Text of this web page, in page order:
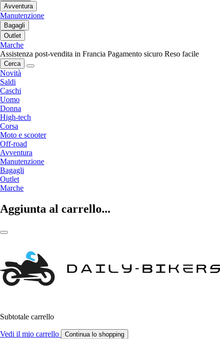
Avventura
Manutenzione
Bagagli
Outlet
Marche
Assistenza post-vendita in Francia Pagamento sicuro Reso facile
Cerca
Novità
Saldi
Caschi
Uomo
Donna
High-tech
Corsa
Moto e scooter
Off-road
Avventura
Manutenzione
Bagagli
Outlet
Marche
Aggiunta al carrello...
Subtotale carrello
Vedi il mio carrello Continua lo shopping